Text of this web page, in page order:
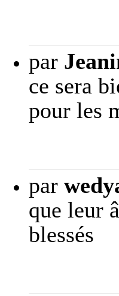
par
ce sera
pour les
par
que leur
blessés